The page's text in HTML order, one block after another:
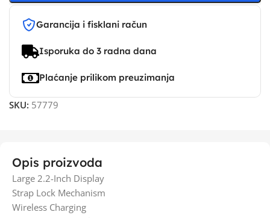
Garancija i fisklani račun
Isporuka do 3 radna dana
Plaćanje prilikom preuzimanja
SKU: 57779
Opis proizvoda
Large 2.2-Inch Display
Strap Lock Mechanism
Wireless Charging